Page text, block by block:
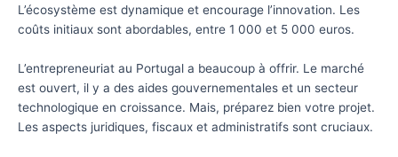
L’écosystème est dynamique et encourage l’innovation. Les
coûts initiaux sont abordables, entre 1 000 et 5 000 euros.
L’entrepreneuriat au Portugal a beaucoup à offrir. Le marché
est ouvert, il y a des aides gouvernementales et un secteur
technologique en croissance. Mais, préparez bien votre projet.
Les aspects juridiques, fiscaux et administratifs sont cruciaux.